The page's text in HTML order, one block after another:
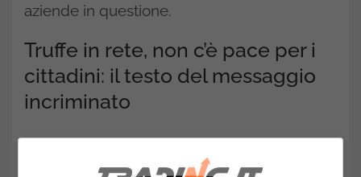
aziende in questione.
Truffe in rete, non c’è pace per i
cittadini: il testo del messaggio
incriminato